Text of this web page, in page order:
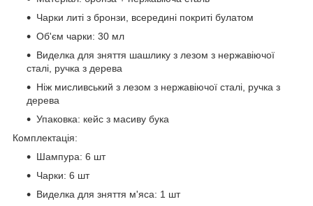
Чарки литі з бронзи, всередині покриті булатом
Об'єм чарки: 30 мл
Виделка для зняття шашлику з лезом з нержавіючої
сталі, ручка з дерева
Ніж мисливський з лезом з нержавіючої сталі, ручка з
дерева
Упаковка: кейс з масиву бука
Комплектація:
Шампура: 6 шт
Чарки: 6 шт
Виделка для зняття м'яса: 1 шт